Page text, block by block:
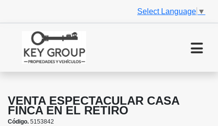
Select Language ▼
VENTA ESPECTACULAR CASA
FINCA EN EL RETIRO
Código. 5153842